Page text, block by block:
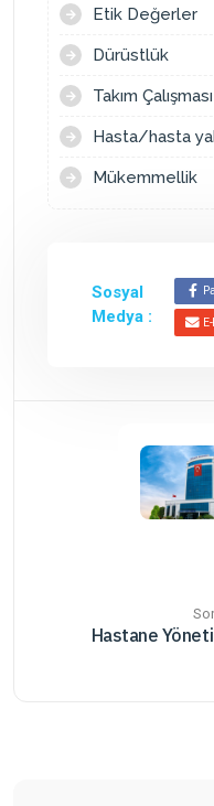
Etik Değerler
Dürüstlük
Takım Çalışması
Hasta/hasta
Mükemmellik
Sosyal
Medya :
Hastane